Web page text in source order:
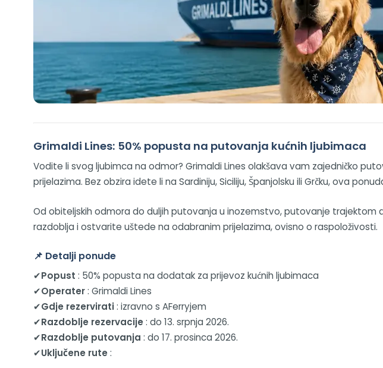
Grimaldi Lines: 50% popusta na putovanja kućnih ljubimaca
Vodite li svog ljubimca na odmor? Grimaldi Lines olakšava vam zajedničko
prijelazima. Bez obzira idete li na Sardiniju, Siciliju, Španjolsku ili Grčku, ova
Od obiteljskih odmora do duljih putovanja u inozemstvo, putovanje
razdoblja i ostvarite uštede na odabranim prijelazima, ovisno o raspoloživosti.
📌 Detalji ponude
✔Popust : 50% popusta na dodatak za prijevoz kućnih ljubimaca
✔Operater: Grimaldi Lines
✔Gdje rezervirati: izravno s AFerryjem
✔Razdoblje rezervacije: do 13. srpnja 2026.
✔Razdoblje putovanja : do 17. prosinca 2026.
✔Uključene rute: